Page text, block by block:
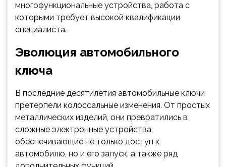
многофункциональные устройства, работа с
которыми требует высокой квалификации
специалиста.
Эволюция автомобильного
ключа
В последние десятилетия автомобильные ключи
претерпели колоссальные изменения. От простых
металлических изделий, они превратились в
сложные электронные устройства,
обеспечивающие не только доступ к
автомобилю, но и его запуск, а также ряд